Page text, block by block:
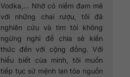
Vodka,... Nhờ có niềm đam mê
với những chai rượu, tôi đã
nghiên cứu và tìm tòi không
ngừng nghỉ để chia sẻ kiến
thức đến với cộng đồng. Với
hiểu biết của mình, tôi muốn
tiếp tục sứ mệnh lan tỏa nguồn